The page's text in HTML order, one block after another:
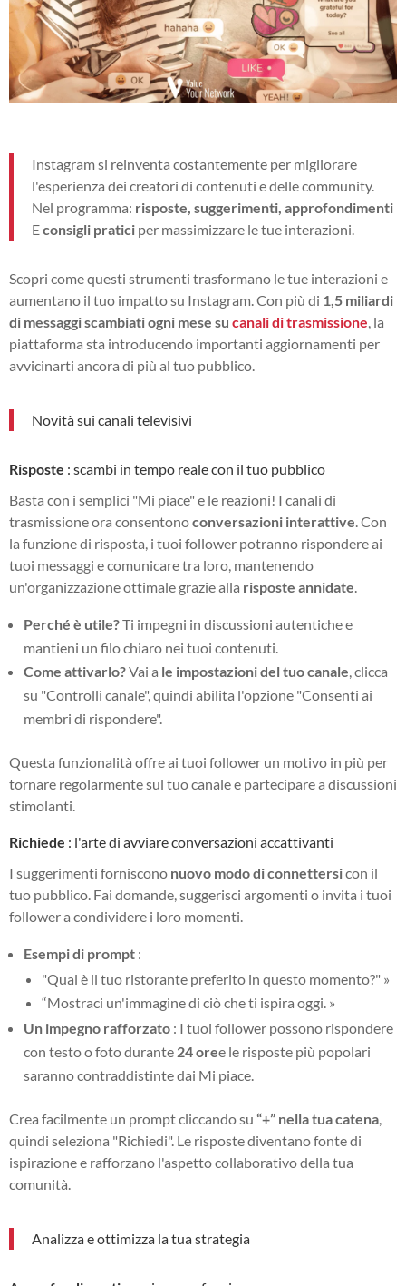
Instagram si reinventa costantemente per migliorare
l'esperienza dei creatori di contenuti e delle community.
Nel programma: risposte, suggerimenti, approfondimenti
Econsigli pratici per massimizzare le tue interazioni.
Scopri come questi strumenti trasformano le tue interazioni e
aumentano il tuo impatto su Instagram. Con più di 1,5 miliardi
di messaggi scambiati ogni mese su canali di trasmissione , la
piattaforma sta introducendo importanti aggiornamenti per
avvicinarti ancora di più al tuo pubblico.
Novità sui canali televisivi
Risposte : scambi in tempo reale con il tuo pubblico
Basta con i semplici "Mi piace" e le reazioni! I canali di
trasmissione ora consentonoconversazioni interattive . Con
la funzione di risposta, i tuoi follower potranno rispondere ai
tuoi messaggi e comunicare tra loro, mantenendo
un'organizzazione ottimale grazie alla risposte annidate
Perché è utile?Ti impegni in discussioni autentiche e
mantieni un filo chiaro nei tuoi contenuti.
Come attivarlo?Vai a le impostazioni del tuo canale , clicca
su "Controlli canale", quindi abilita l'opzione "Consenti ai
membri di rispondere".
Questa funzionalità offre ai tuoi follower un motivo in più per
tornare regolarmente sul tuo canale e partecipare a discussioni
stimolanti.
Richiede : l'arte di avviare conversazioni accattivanti
I suggerimenti forniscono nuovo modo di connettersicon il
tuo pubblico. Fai domande, suggerisci argomenti o invita i tuoi
follower a condividere i loro momenti.
Esempi di prompt :
"Qual è il tuo ristorante preferito in questo momento?" »
“Mostraci un'immagine di ciò che ti ispira oggi. »
Un impegno rafforzato : I tuoi follower possono rispondere
con testo o foto durante 24 oree le risposte più popolari
saranno contraddistinte dai Mi piace.
Crea facilmente un prompt cliccando su “+” nella tua catena
quindi seleziona "Richiedi". Le risposte diventano fonte di
ispirazione e rafforzano l'aspetto collaborativo della tua
comunità.
Analizza e ottimizza la tua strategia